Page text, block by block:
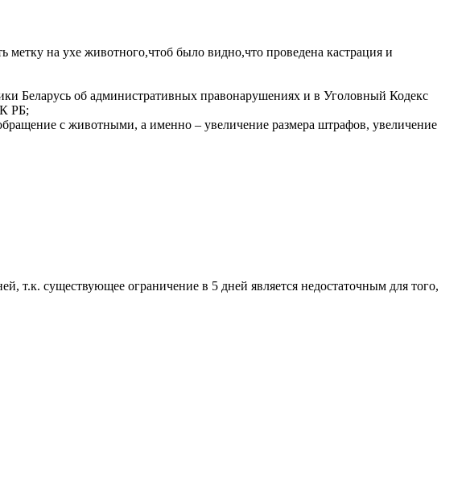
метку на ухе животного,чтоб было видно,что проведена кастрация и
Беларусь об административных правонарушениях и в Уголовный Кодекс
РБ;
с животными, а именно – увеличение размера штрафов, увеличение
т.к. существующее ограничение в 5 дней является недостаточным для того,